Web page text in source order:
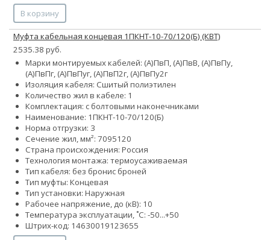
В корзину
Муфта кабельная концевая 1ПКНТ-10-70/120(Б) (КВТ)
2535.38 руб.
Марки монтируемых кабелей: (А)ПвП, (А)ПвВ, (А)ПвПу,
(А)ПвПг, (А)ПвПуг, (А)ПвП2г, (А)ПвПу2г
Изоляция кабеля: Сшитый полиэтилен
Количество жил в кабеле: 1
Комплектация: с болтовыми наконечниками
Наименование: 1ПКНТ-10-70/120(Б)
Норма отгрузки: 3
Сечение жил, мм²: 7095120
Страна происхождения: Россия
Технология монтажа: термоусаживаемая
Тип кабеля: без бронис броней
Тип муфты: Концевая
Тип установки: Наружная
Рабочее напряжение, до (кВ): 10
Температура эксплуатации, ˚С: -50...+50
Штрих-код: 14630019123655